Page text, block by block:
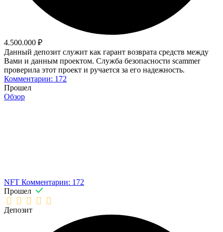
4.500.000 ₽
Данный депозит служит как гарант возврата средств между
Вами и данным проектом. Служба безопасности scammer
проверила этот проект и ручается за его надежность.
Комментарии: 172
Прошел
Обзор
NFT Комментарии: 172
Прошел
Депозит